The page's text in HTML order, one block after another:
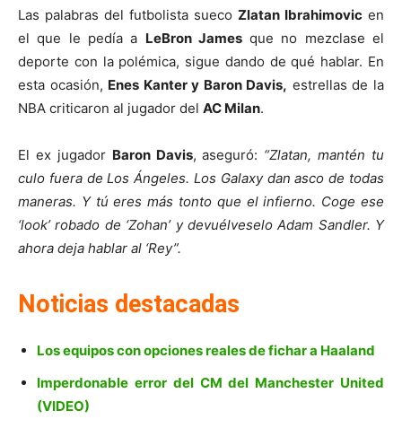
Las palabras del futbolista sueco Zlatan Ibrahimovic en
el que le pedía a LeBron Jamesque no mezclase el
deporte con la polémica, sigue dando de qué hablar. En
esta ocasión, Enes Kanter y Baron Davis, estrellas de la
NBA criticaron al jugador del AC Milan.
El ex jugador Baron Davis, aseguró: “Zlatan, mantén tu
culo fuera de Los Ángeles. Los Galaxy dan asco de todas
maneras. Y tú eres más tonto que el infierno. Coge ese
‘look’ robado de ‘Zohan’ y devuélveselo Adam Sandler. Y
ahora deja hablar al ‘Rey”.
Noticias destacadas
Los equipos con opciones reales de fichar a Haaland
Imperdonable error del CM del Manchester United
(VIDEO)